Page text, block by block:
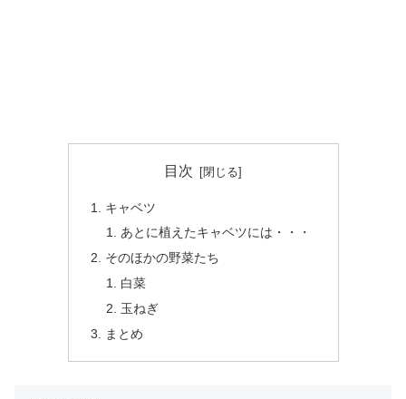
目次
キャベツ
あとに植えたキャベツには・・・
そのほかの野菜たち
白菜
玉ねぎ
まとめ